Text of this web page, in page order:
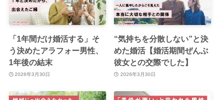
「1年間だけ婚活する」そ
う決めたアラフォー男性、
1年後の結末
2026年3月30日
“気持ちを分散しない”と決
めた婚活【婚活期間ぜんぶ
彼女との交際でした】
2026年3月30日